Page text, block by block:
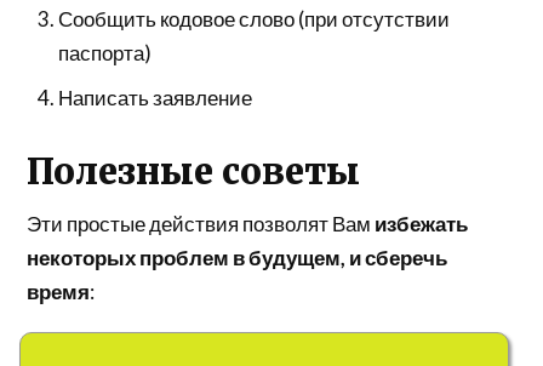
Сообщить кодовое слово (при отсутствии
паспорта)
Написать заявление
Полезные советы
Эти простые действия позволят Вам избежать
некоторых проблем в будущем, и сберечь
время: